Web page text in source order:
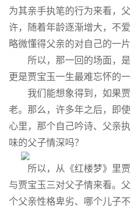
为其亲手执笔的行为来看，
许，随着年龄逐渐增大，不
略微懂得父亲的对自己的一片
所以，那一回的场面，
更是贾宝玉一生最难忘怀的
我们能想象得到，如果
老。那么，许多年之后，即
心里，那个自己吟诗、父亲
味的父子情深吗？
所以，从《红楼梦》里
与贾宝玉三对父子情来看。
个父亲性格卑劣、哪个儿子